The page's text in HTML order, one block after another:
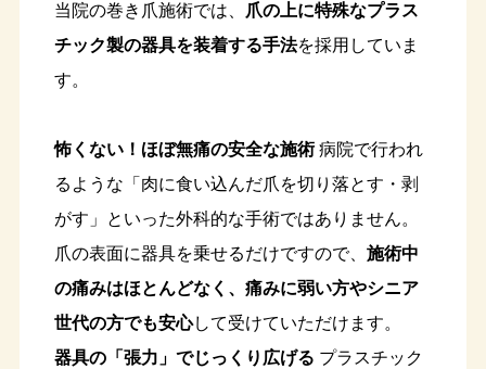
当院の巻き爪施術では、
爪の上に特殊なプラス
チック製の器具を装着する手法を採用していま
す。
怖くない！ほぼ無痛の安全な施術病院で行われ
るような「肉に食い込んだ爪を切り落とす・剥
がす」といった外科的な手術ではありません。
爪の表面に器具を乗せるだけですので、 施術中
の痛みはほとんどなく、痛みに弱い方やシニア
世代の方でも安心して受けていただけます。
器具の「張力」でじっくり広げる プラスチック